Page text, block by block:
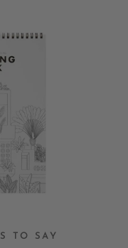
TO SAY